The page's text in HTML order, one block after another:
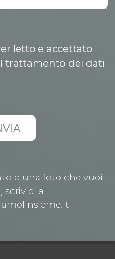
letto e accettato
trattamento dei dati
o una foto che vuoi
scrivici a